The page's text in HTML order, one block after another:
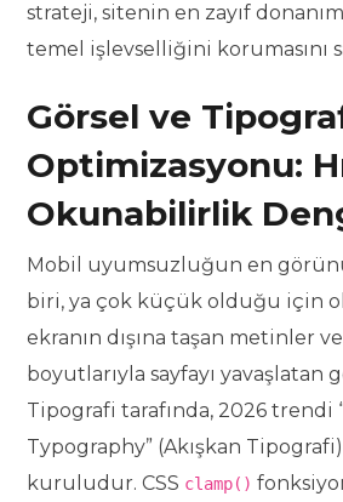
strateji, sitenin en zayıf
temel işlevselliğini korumasını
Görsel ve
Optimizasyonu:
Okunabilirlik
Mobil uyumsuzluğun en
biri, ya çok küçük olduğu için
ekranın dışına taşan metinler
boyutlarıyla sayfayı yavaşlatan
Tipografi tarafında, 2026 trendi
Typography” (Akışkan
kuruludur. CSS clamp()